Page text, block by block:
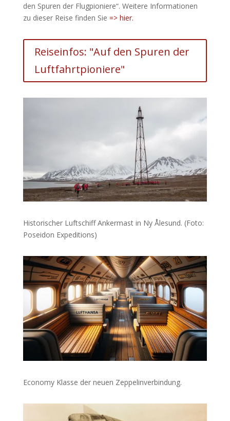
den Spuren der Flugpioniere“. Weitere Informationen
zu dieser Reise finden Sie => hier.
Reiseinfos: "Auf den Spuren der
Luftfahrtpioniere"
Historischer Luftschiff Ankermast in Ny Ålesund. (Foto:
Poseidon Expeditions)
Economy Klasse der neuen Zeppelinverbindung.